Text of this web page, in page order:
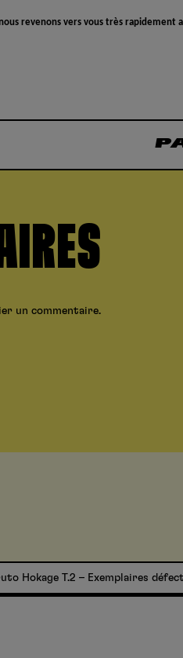
revenons vers vous très rapidement
un commentaire.
Hokage T.2 – Exemplaires